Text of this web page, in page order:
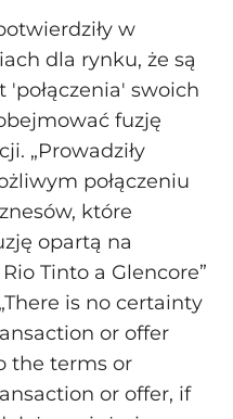
w
dla rynku, że są
swoich
fuzję
„Prowadziły
połączeniu
które
opartą na
Tinto a Glencore”
is no certainty
or offer
the terms or
or offer, if